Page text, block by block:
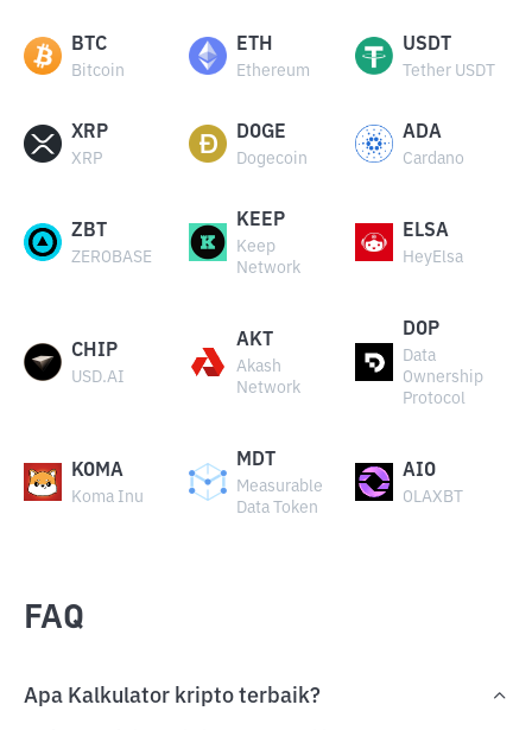
BTC
Bitcoin
ETH
Ethereum
USDT
Tether USDT
XRP
XRP
DOGE
Dogecoin
ADA
Cardano
ZBT
ZEROBASE
KEEP
Keep
Network
ELSA
HeyElsa
CHIP
USD.AI
AKT
Akash
Network
DOP
Data
Ownership
Protocol
KOMA
Koma Inu
MDT
Measurable
Data Token
AIO
OLAXBT
FAQ
Apa Kalkulator kripto terbaik?